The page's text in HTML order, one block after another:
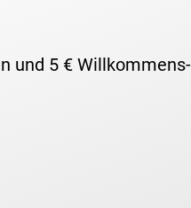
und 5 €